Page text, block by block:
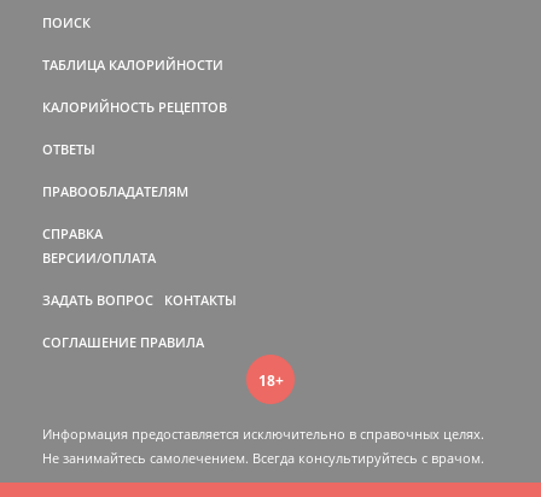
ПОИСК
ТАБЛИЦА КАЛОРИЙНОСТИ
КАЛОРИЙНОСТЬ РЕЦЕПТОВ
ОТВЕТЫ
ПРАВООБЛАДАТЕЛЯМ
СПРАВКА
ВЕРСИИ/ОПЛАТА
ЗАДАТЬ ВОПРОС КОНТАКТЫ
СОГЛАШЕНИЕ ПРАВИЛА
18+
Информация предоставляется исключительно в справочных целях.
Не занимайтесь самолечением. Всегда консультируйтесь c врачом.